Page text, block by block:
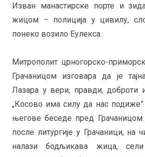
Изван манастирске порте и
жицом – полиција у цивилу,
понеко возило Еулекса.
Митрополит црногорско-
Грачаницом изговара да је
Лазара у вери, правди, доброти
„Косово има силу да нас подиже”
његове беседе пред
после литургије у Грачаници, на
налази бодљикава жица,